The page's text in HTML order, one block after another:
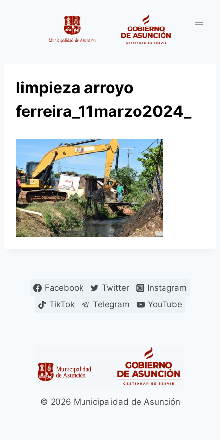
limpieza arroyo
ferreira_11marzo2024_
Facebook Twitter
Instagram
TikTok
Telegram YouTube
© 2026 Municipalidad de Asunción